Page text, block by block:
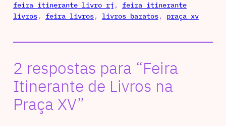
feira itinerante livro rj , feira itinerante
livros, feira livros, livros baratos, praça xv
2 respostas para “Feira
Itinerante de Livros na
Praça XV”